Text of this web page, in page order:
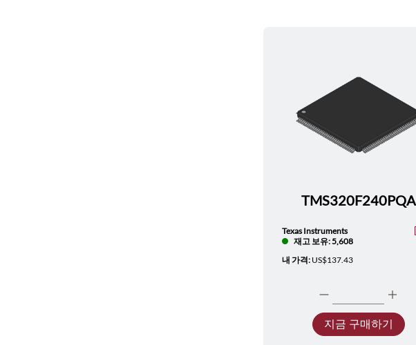
TMS320F240PQA
Texas Instruments
재고 보유: 5,608
내 가격: US$137.43
지금 구매하기